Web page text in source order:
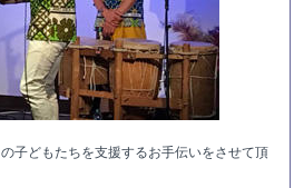
子どもたちを支援するお手伝いをさせて頂